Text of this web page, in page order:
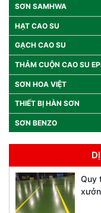
SƠN SAMHWA
HẠT CAO SU
GẠCH CAO SU
THẢM CUỘN CAO SU
SƠN HOA VIỆT
THIẾT BỊ HÀN SƠN
SƠN BENZO
Quy